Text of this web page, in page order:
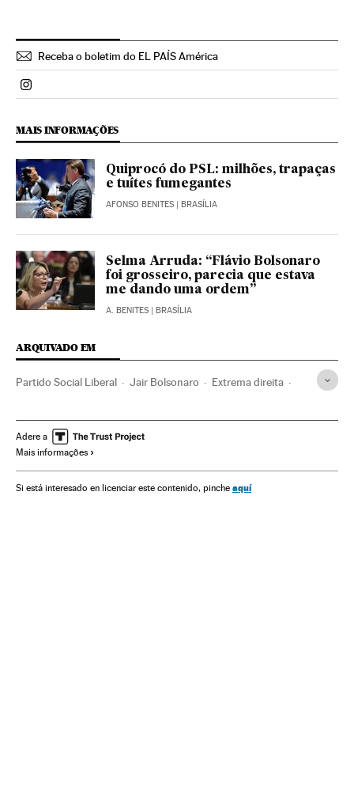
Receba o boletim do EL PAÍS América
Politica El País Brasil en Instagram
MAIS INFORMAÇÕES
Quiprocó do PSL: milhões, trapaças
e tuítes fumegantes
AFONSO BENITES | BRASÍLIA
Selma Arruda: “Flávio Bolsonaro
foi grosseiro, parecia que estava
me dando uma ordem”
A. BENITES | BRASÍLIA
ARQUIVADO EM
Partido Social Liberal Jair Bolsonaro Extrema direita
Adere a
Mais informações
Si está interesado en licenciar este contenido, pinche aquí